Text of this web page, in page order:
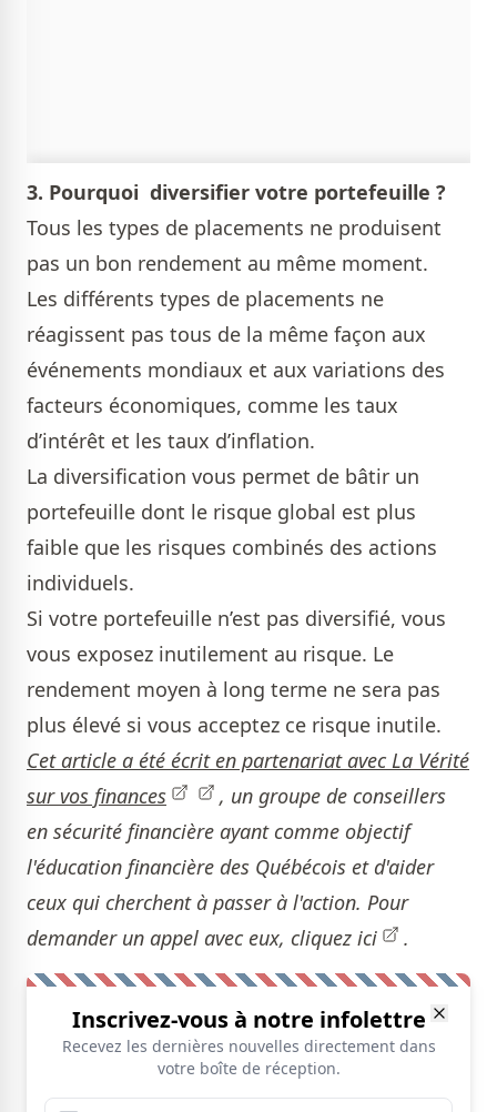
3. Pourquoi diversifier votre portefeuille ?
Tous les types de placements ne produisent
pas un bon rendement au même moment.
Les différents types de placements ne
réagissent pas tous de la même façon aux
événements mondiaux et aux variations des
facteurs économiques, comme les taux
d’intérêt et les taux d’inflation.
La diversification vous permet de bâtir un
portefeuille dont le risque global est plus
faible que les risques combinés des actions
individuels.
Si votre portefeuille n’est pas diversifié, vous
vous exposez inutilement au risque. Le
rendement moyen à long terme ne sera pas
plus élevé si vous acceptez ce risque inutile.
Cet article a été écrit en partenariat avecLa Vérité
sur vos finances
, un groupe de conseillers
en sécurité financière ayant comme objectif
l'éducation financière des Québécois et d'aider
ceux qui cherchent à passer à l'action. Pour
demander un appel avec eux, cliquez ici .
Inscrivez-vous à notre infolettre
Recevez les dernières nouvelles directement dans
votre boîte de réception.